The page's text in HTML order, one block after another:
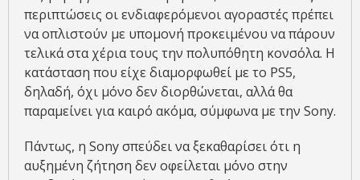
περιπτώσεις οι ενδιαφερόμενοι αγοραστές πρέπει
να οπλιστούν με υπομονή προκειμένου να πάρουν
τελικά στα χέρια τους την πολυπόθητη κονσόλα. Η
κατάσταση που είχε διαμορφωθεί με το PS5,
δηλαδή, όχι μόνο δεν διορθώνεται, αλλά θα
παραμείνει για καιρό ακόμα, σύμφωνα με την Sony.
Πάντως, η Sony σπεύδει να ξεκαθαρίσει ότι η
αυξημένη ζήτηση δεν οφείλεται μόνο στην